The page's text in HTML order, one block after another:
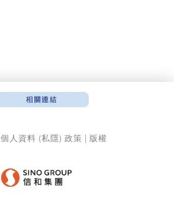
個人資料 (私隱) 政策 | 版權